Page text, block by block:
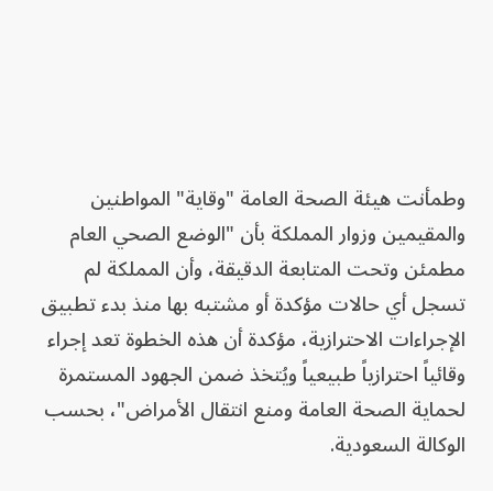
وطمأنت هيئة الصحة العامة "وقاية" المواطنين
والمقيمين وزوار المملكة بأن "الوضع الصحي العام
مطمئن وتحت المتابعة الدقيقة، وأن المملكة لم
تسجل أي حالات مؤكدة أو مشتبه بها منذ بدء تطبيق
الإجراءات الاحترازية، مؤكدة أن هذه الخطوة تعد إجراء
وقائياً احترازياً طبيعياً ويُتخذ ضمن الجهود المستمرة
لحماية الصحة العامة ومنع انتقال الأمراض"، بحسب
الوكالة السعودية.